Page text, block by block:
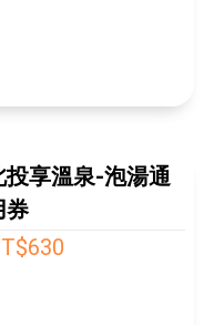
投享溫泉-泡湯通
券